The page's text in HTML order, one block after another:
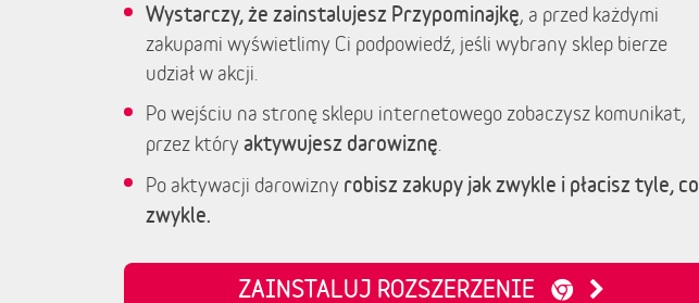
Wystarczy, że zainstalujesz Przypominajkę, a przed każdymi
zakupami wyświetlimy Ci podpowiedź, jeśli wybrany sklep bierze
udział w akcji.
Po wejściu na stronę sklepu internetowego zobaczysz komunikat,
przez który aktywujesz darowiznę
Po aktywacji darowizny robisz zakupy jak zwykle i płacisz tyle, co
zwykle.
ZAINSTALUJ ROZSZERZENIE